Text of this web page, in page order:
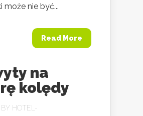
może nie być...
Read More
na
kolędy
HOTEL-